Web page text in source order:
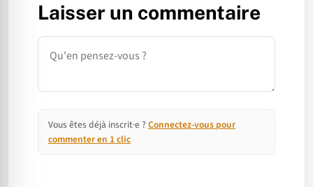
Laisser un commentaire
Commentaire
Vous êtes déjà inscrit·e ? Connectez-vous pour
commenter en 1 clic